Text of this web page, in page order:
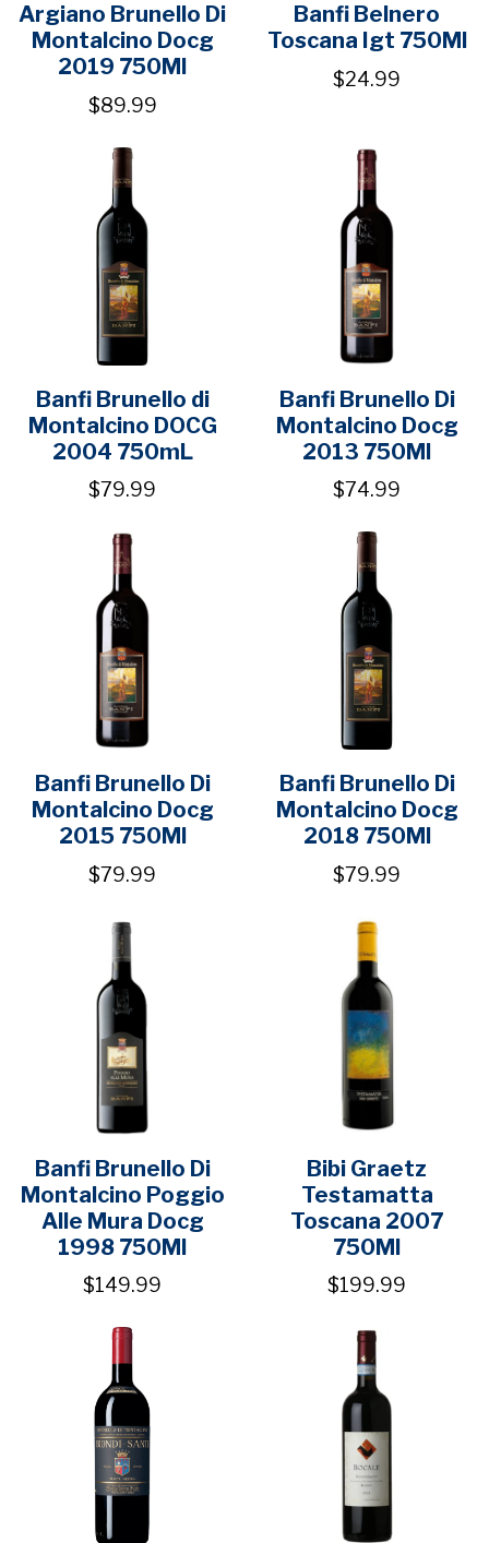
Argiano Brunello Di
Montalcino Docg
2019 750Ml
$89.99
Banfi Belnero
Toscana Igt 750Ml
$24.99
Banfi Brunello di
Montalcino DOCG
2004 750mL
$79.99
Banfi Brunello Di
Montalcino Docg
2013 750Ml
$74.99
Banfi Brunello Di
Montalcino Docg
2015 750Ml
$79.99
Banfi Brunello Di
Montalcino Docg
2018 750Ml
$79.99
Banfi Brunello Di
Montalcino Poggio
Alle Mura Docg
1998 750Ml
$149.99
Bibi Graetz
Testamatta
Toscana 2007
750Ml
$199.99